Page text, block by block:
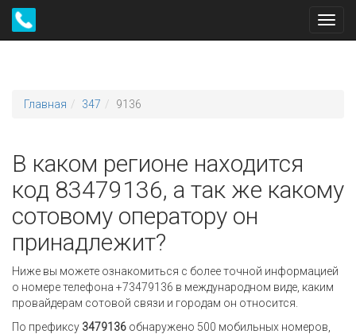
Главная 347 9136
В каком регионе находится
код 83479136, а так же какому
сотовому оператору он
принадлежит?
Ниже вы можете ознакомиться с более точной информацией
о номере телефона +73479136 в международном виде, каким
провайдерам сотовой связи и городам он относится.
По префиксу 3479136 обнаружено 500 мобильных номеров,